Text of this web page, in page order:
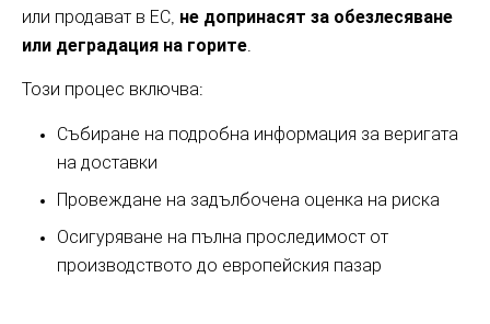
или продават в ЕС, не допринасят за обезлесяване
или деградация на горите
Този процес включва:
Събиране на подробна информация за веригата
на доставки
Провеждане на задълбочена оценка на риска
Осигуряване на пълна проследимост от
производството до европейския пазар